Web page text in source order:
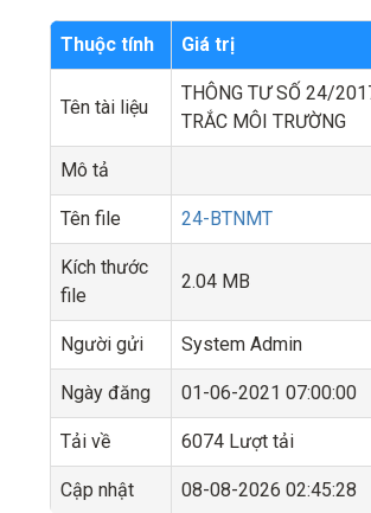
Thuộc tính Giá trị
Tên tài liệu
THÔNG TƯ SỐ 24/
TRẮC MÔI TRƯỜNG
Mô tả
Tên file 24-BTNMT
Kích thước
file
2.04 MB
Người gửi System Admin
Ngày đăng 01-06-2021 07:00:00
Tải về 6074 Lượt tải
Cập nhật
08-08-2026 02:45:28